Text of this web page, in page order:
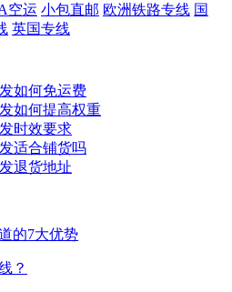
空运 小包直邮 欧洲铁路专线 国
英国专线
如何免运费
如何提高权重
时效要求
适合铺货吗
退货地址
的7大优势
？